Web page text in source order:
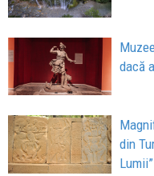
dacă
din